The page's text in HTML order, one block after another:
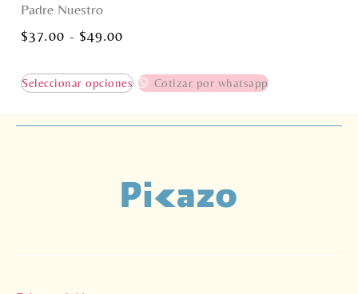
Padre Nuestro
$37.00 - $49.00
Seleccionar opciones Cotizar por whatsapp